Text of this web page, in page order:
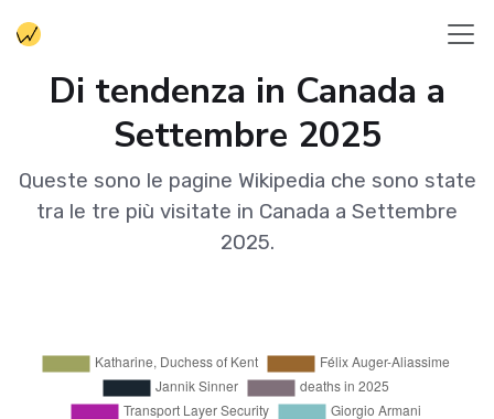
Di tendenza in Canada a
Settembre 2025
Queste sono le pagine Wikipedia che sono state
tra le tre più visitate in Canada a Settembre
2025.